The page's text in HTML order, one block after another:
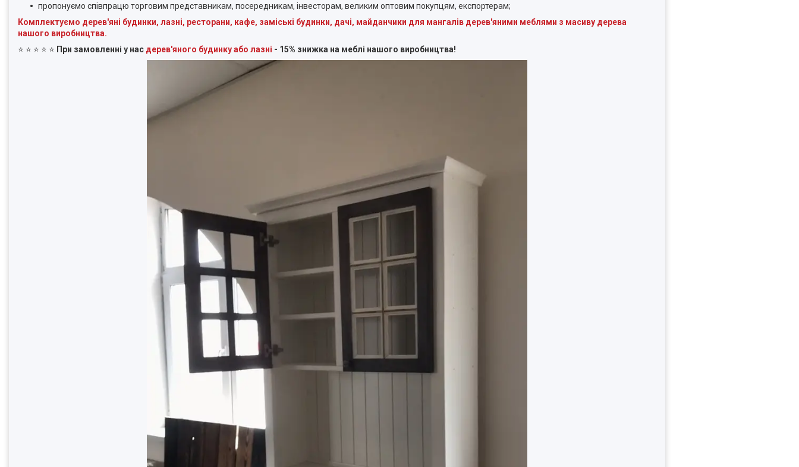
пропонуємо співпрацю торговим представникам, посередникам, інвесторам, великим оптовим покупцям, експортерам;
Комплектуємо дерев'яні будинки, лазні, ресторани, кафе, заміські будинки, дачі, майданчики для мангалів дерев'яними меблями з масиву дерева
нашого виробництва.
⭐ ⭐ ⭐ ⭐ ⭐ При замовленні у нас дерев'яного будинку або лазні - 15% знижка на меблі нашого виробництва!